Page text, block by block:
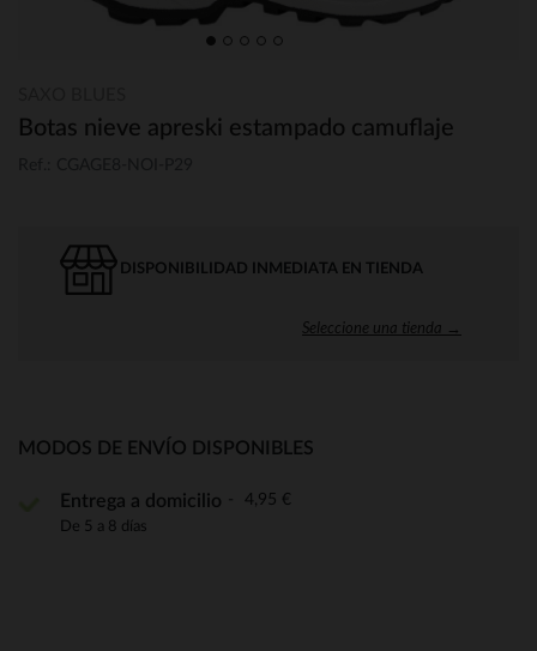
Botas nieve apreski estampado camuflaje
DISPONIBILIDAD INMEDIATA EN TIENDA
Seleccione una tienda →
MODOS DE ENVÍO DISPONIBLES
Entrega a domicilio 4,95 €
De 5 a 8 días